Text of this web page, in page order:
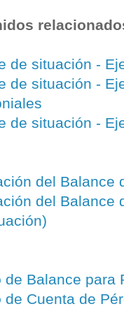
de situación -
de situación -
de situación -
del Balance
del Balance
de Balance para
de Cuenta de